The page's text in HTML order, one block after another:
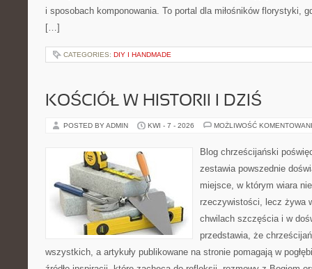
i sposobach komponowania. To portal dla miłośników florystyki,
[…]
CATEGORIES: DIY I HANDMADE
KOŚCIÓŁ W HISTORII I DZIŚ
POSTED BY ADMIN KWI - 7 - 2026 MOŻLIWOŚĆ
Blog chrześcijański
zestawia powszednie
miejsce, w którym wiara
rzeczywistości, lecz żywa
chwilach szczęścia i w
przedstawia, że
wszystkich, a artykuły publikowane na stronie pomagają w